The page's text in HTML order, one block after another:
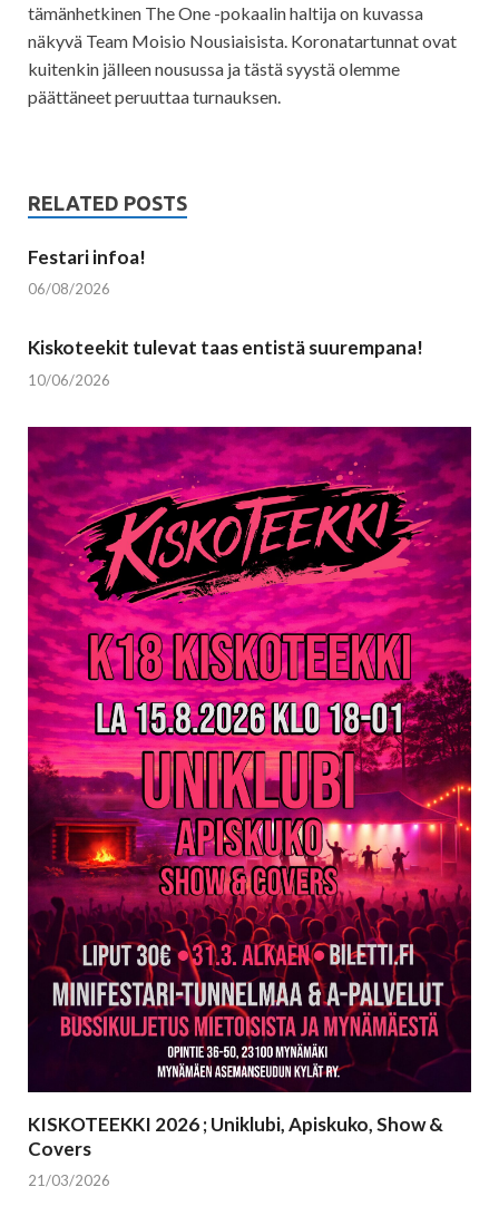
tämänhetkinen The One -pokaalin haltija on kuvassa
näkyvä Team Moisio Nousiaisista. Koronatartunnat ovat
kuitenkin jälleen nousussa ja tästä syystä olemme
päättäneet peruuttaa turnauksen.
RELATED POSTS
Festari infoa!
06/08/2026
Kiskoteekit tulevat taas entistä suurempana!
10/06/2026
KISKOTEEKKI 2026 ; Uniklubi, Apiskuko, Show &
Covers
21/03/2026